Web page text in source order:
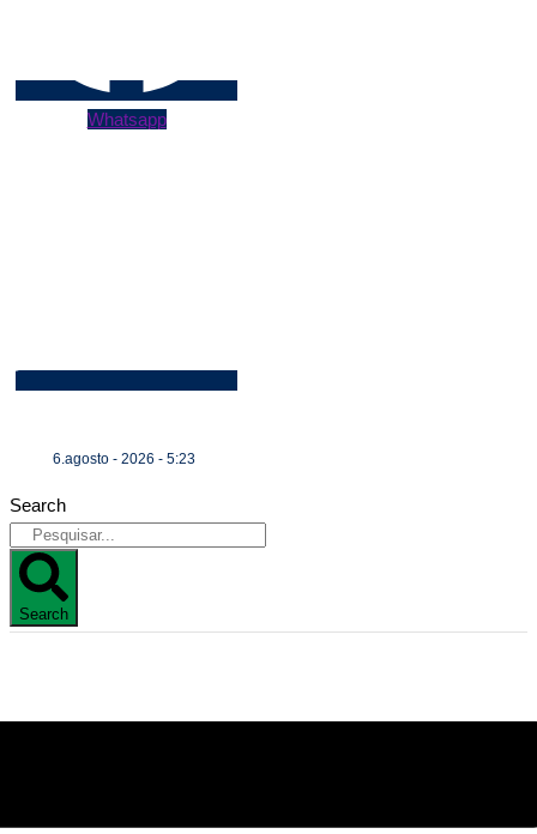
Whatsapp
6.agosto - 2026 - 5:23
Search
Search